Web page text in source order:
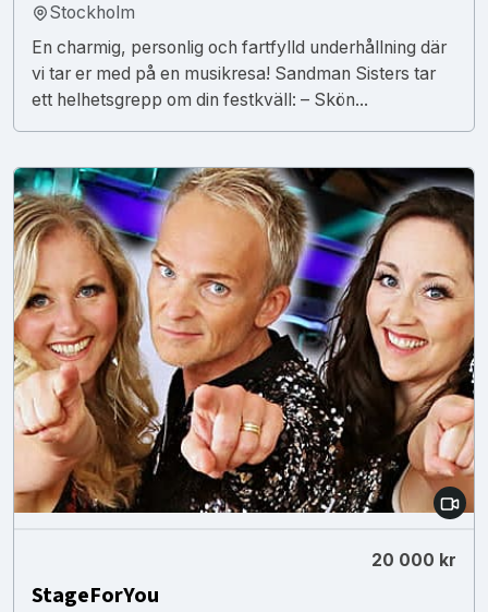
Stockholm
En charmig, personlig och fartfylld underhållning där
vi tar er med på en musikresa! Sandman Sisters tar
ett helhetsgrepp om din festkväll: – Skön...
20 000 kr
StageForYou